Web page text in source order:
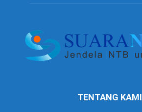
TENTANG KAMI